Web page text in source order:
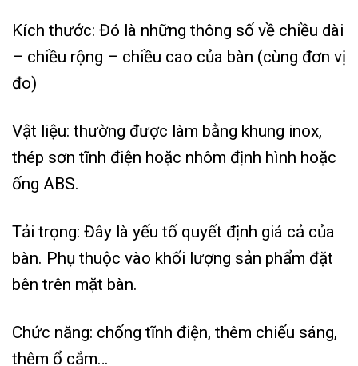
Kích thước: Đó là những thông số về chiều dài
– chiều rộng – chiều cao của bàn (cùng đơn vị
đo)
Vật liệu: thường được làm bằng khung inox,
thép sơn tĩnh điện hoặc nhôm định hình hoặc
ống ABS.
Tải trọng: Đây là yếu tố quyết định giá cả của
bàn. Phụ thuộc vào khối lượng sản phẩm đặt
bên trên mặt bàn.
Chức năng: chống tĩnh điện, thêm chiếu sáng,
thêm ổ cắm…